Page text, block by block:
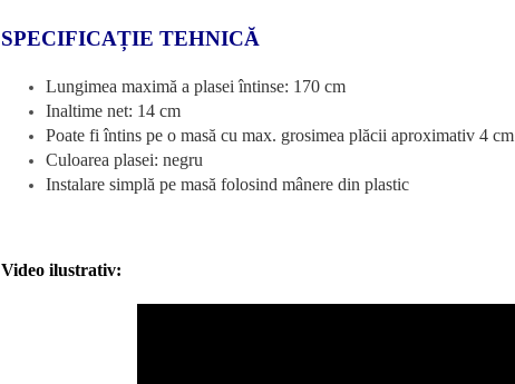
SPECIFICAȚIE TEHNICĂ
Lungimea maximă a plasei întinse: 170 cm
Inaltime net: 14 cm
Poate fi întins pe o masă cu max. grosimea plăcii aproximativ 4 cm
Culoarea plasei: negru
Instalare simplă pe masă folosind mânere din plastic
Video ilustrativ: